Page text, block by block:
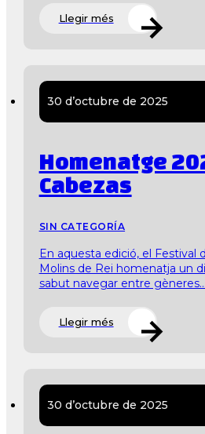
Llegir més
30 d’octubre de 2025
Homenatge
Cabezas
SIN CATEGORÍA
En aquesta edició, el Festival
Molins de Rei homenatja un
sabut navegar entre gèneres...
Llegir més
30 d’octubre de 2025